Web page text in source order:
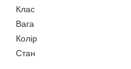
Клас
Вага
Колір
Стан